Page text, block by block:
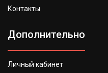
Контакты
Дополнительно
Личный кабинет